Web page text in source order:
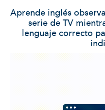
Aprende inglés
serie de TV
lenguaje correcto